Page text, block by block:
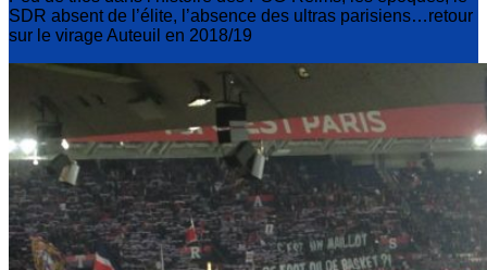
SDR absent de l’élite, l’absence des ultras parisiens…retour
sur le virage Auteuil en 2018/19